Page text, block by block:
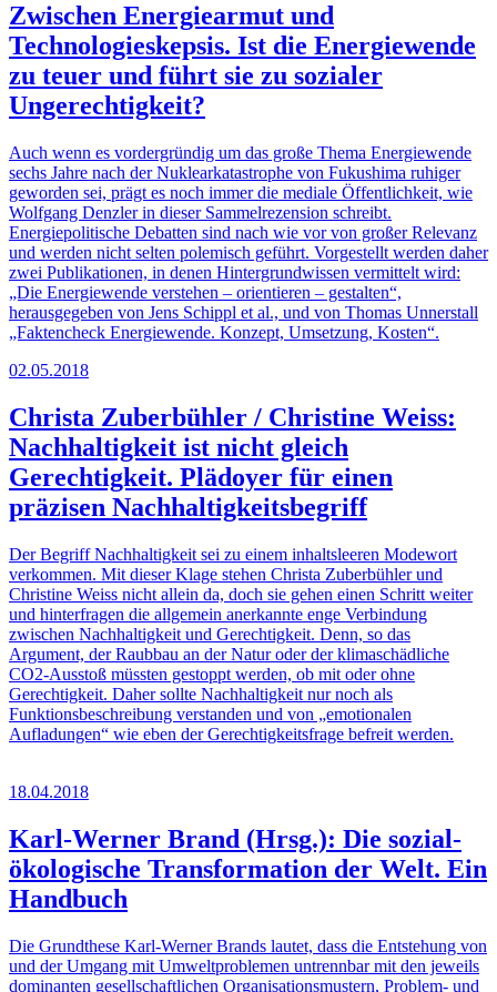
Zwischen Energiearmut und
Technologieskepsis. Ist die Energiewende
zu teuer und führt sie zu sozialer
Ungerechtigkeit?
Auch wenn es vordergründig um das große Thema Energiewende
sechs Jahre nach der Nuklearkatastrophe von Fukushima ruhiger
geworden sei, prägt es noch immer die mediale Öffentlichkeit, wie
Wolfgang Denzler in dieser Sammelrezension schreibt.
Energiepolitische Debatten sind nach wie vor von großer Relevanz
und werden nicht selten polemisch geführt. Vorgestellt werden daher
zwei Publikationen, in denen Hintergrundwissen vermittelt wird:
„Die Energiewende verstehen – orientieren – gestalten“,
herausgegeben von Jens Schippl et al., und von Thomas Unnerstall
„Faktencheck Energiewende. Konzept, Umsetzung, Kosten“.
02.05.2018
Christa Zuberbühler / Christine Weiss:
Nachhaltigkeit ist nicht gleich
Gerechtigkeit. Plädoyer für einen
präzisen Nachhaltigkeitsbegriff
Der Begriff Nachhaltigkeit sei zu einem inhaltsleeren Modewort
verkommen. Mit dieser Klage stehen Christa Zuberbühler und
Christine Weiss nicht allein da, doch sie gehen einen Schritt weiter
und hinterfragen die allgemein anerkannte enge Verbindung
zwischen Nachhaltigkeit und Gerechtigkeit. Denn, so das
Argument, der Raubbau an der Natur oder der klimaschädliche
CO2-Ausstoß müssten gestoppt werden, ob mit oder ohne
Gerechtigkeit. Daher sollte Nachhaltigkeit nur noch als
Funktionsbeschreibung verstanden und von „emotionalen
Aufladungen“ wie eben der Gerechtigkeitsfrage befreit werden.
18.04.2018
Karl-Werner Brand (Hrsg.): Die sozial-
ökologische Transformation der Welt. Ein
Handbuch
Die Grundthese Karl-Werner Brands lautet, dass die Entstehung von
und der Umgang mit Umweltproblemen untrennbar mit den jeweils
dominanten gesellschaftlichen Organisationsmustern, Problem- und